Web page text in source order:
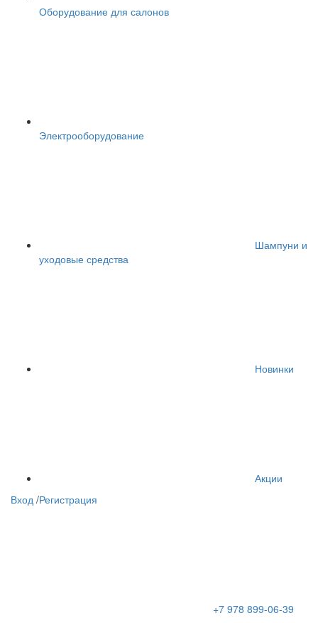
Оборудование для салонов
Электрооборудование
Шампуни и
уходовые средства
Новинки
Акции
Вход /Регистрация
+7 978 899-06-39